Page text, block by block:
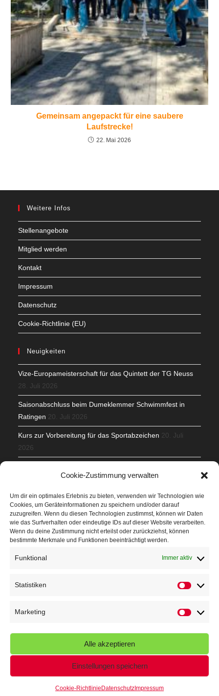
Cookie-Zustimmung verwalten
Um dir ein optimales Erlebnis zu bieten, verwenden wir Technologien wie
Cookies, um Geräteinformationen zu speichern und/oder darauf
zuzugreifen. Wenn du diesen Technologien zustimmst, können wir Daten
wie das Surfverhalten oder eindeutige IDs auf dieser Website verarbeiten.
Wenn du deine Zustimmung nicht erteilst oder zurückziehst, können
bestimmte Merkmale und Funktionen beeinträchtigt werden.
Funktional Immer aktiv
Statistiken
Marketing
Alle akzeptieren
Einstellungen speichern
Cookie-Richtlinie Datenschutz Impressum
Gemeinsam angepackt für eine saubere
Laufstrecke!
22. Mai 2026
Weitere Infos
Stellenangebote
Mitglied werden
Kontakt
Impressum
Datenschutz
Cookie-Richtlinie (EU)
Neuigkeiten
Vize-Europameisterschaft für das Quintett der TG Neuss
28. Juli 2026
Saisonabschluss beim Dumeklemmer Schwimmfest in
Ratingen 20. Juli 2026
Kurs zur Vorbereitung für das Sportabzeichen 20. Juli
2026
Veranstaltungen
Höffner Run
Kindersportfest